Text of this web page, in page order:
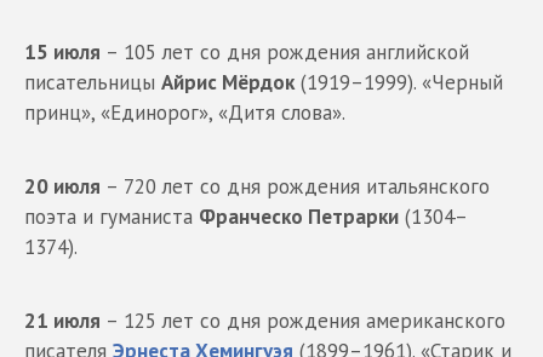
15 июля – 105 лет со дня рождения английской
писательницы Айрис Мёрдок(1919–1999). «Черный
принц», «Единорог», «Дитя слова».
20 июля – 720 лет со дня рождения итальянского
поэта и гуманиста Франческо Петрарки (1304–
1374).
21 июля – 125 лет со дня рождения американского
писателя Эрнеста Хемингуэя (1899–1961). «Старик и